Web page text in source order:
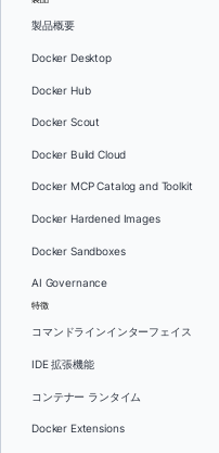
製品概要
Docker Desktop
Docker Hub
Docker Scout
Docker Build Cloud
Docker MCP Catalog and Toolkit
Docker Hardened Images
Docker Sandboxes
AI Governance
特徴
コマンドラインインターフェイス
IDE 拡張機能
コンテナー ランタイム
Docker Extensions